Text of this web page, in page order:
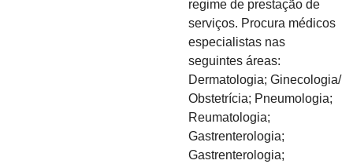
regime de prestação de
serviços. Procura médicos
especialistas nas
seguintes áreas:
Dermatologia; Ginecologia/
Obstetrícia; Pneumologia;
Reumatologia;
Gastrenterologia;
Gastrenterologia;